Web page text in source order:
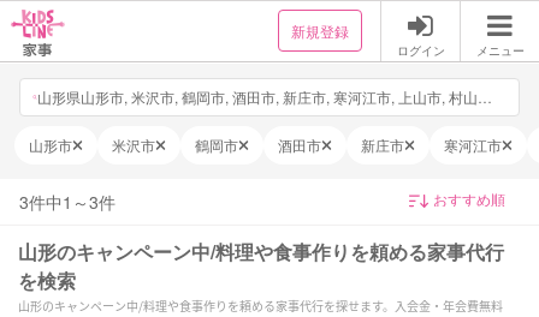
新規登録
ログイン メニュー
山形市 米沢市 鶴岡市 酒田市 新庄市 寒河江市
3件中1 ～3件
山形のキャンペーン中/料理や食事作りを頼める家事代行
を検索
山形のキャンペーン中/料理や食事作りを頼める家事代行を探せます。入会金・年会費無料